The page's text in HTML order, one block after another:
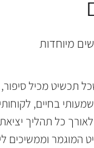
מיוחדות
תכשיט מכיל
בחיים,
לאורך כל תהליך
המוגמר וממשיכים